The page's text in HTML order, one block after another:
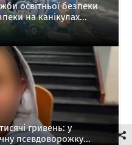
освітньої безпеки
на канікулах...
гривень: у
псевдоворожку...